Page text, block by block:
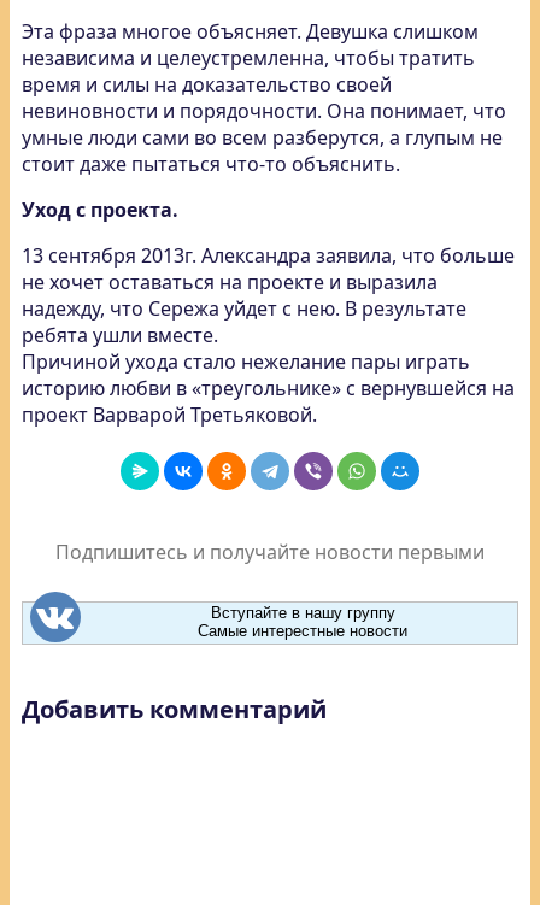
Эта фраза многое объясняет. Девушка слишком
независима и целеустремленна, чтобы тратить
время и силы на доказательство своей
невиновности и порядочности. Она понимает, что
умные люди сами во всем разберутся, а глупым не
стоит даже пытаться что-то объяснить.
Уход с проекта.
13 сентября 2013г. Александра заявила, что больше
не хочет оставаться на проекте и выразила
надежду, что Сережа уйдет с нею. В результате
ребята ушли вместе.
Причиной ухода стало нежелание пары играть
историю любви в «треугольнике» с вернувшейся на
проект Варварой Третьяковой.
Подпишитесь и получайте новости первыми
Вступайте в нашу группу
Самые интерестные новости
Добавить комментарий